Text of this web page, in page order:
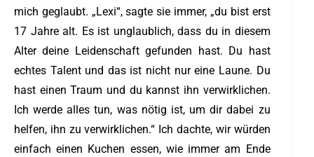
mich geglaubt. „Lexi“, sagte sie immer, „du bist erst
17 Jahre alt. Es ist unglaublich, dass du in diesem
Alter deine Leidenschaft gefunden hast. Du hast
echtes Talent und das ist nicht nur eine Laune. Du
hast einen Traum und du kannst ihn verwirklichen.
Ich werde alles tun, was nötig ist, um dir dabei zu
helfen, ihn zu verwirklichen.“ Ich dachte, wir würden
einfach einen Kuchen essen, wie immer am Ende